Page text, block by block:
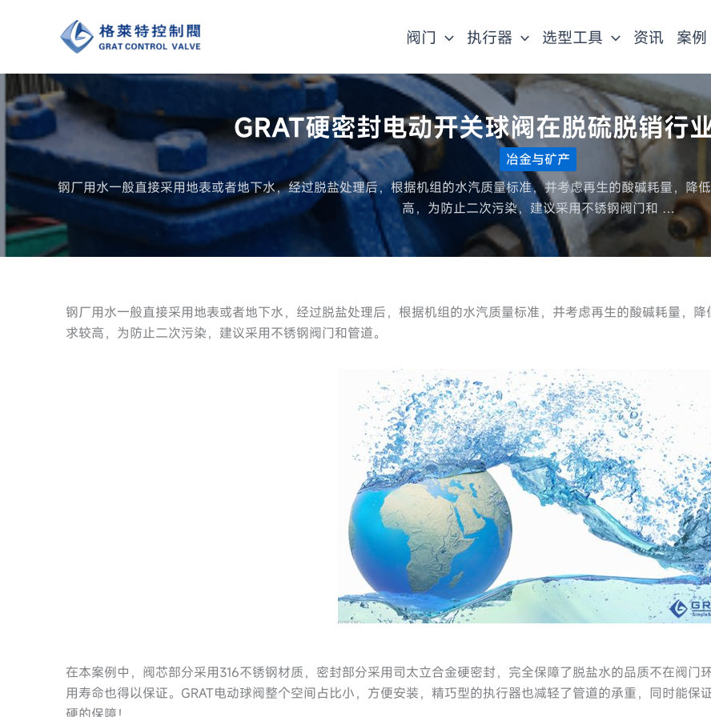
容
阀门 执行器 选型工具 资讯 案例
GRAT硬密封电动开关球阀在脱硫脱销行
冶金与矿产
钢厂用水一般直接采用地表或者地下水，经过脱盐处理后，根据机组的水汽质量标准，并考虑再生的酸碱耗量，降
高，为防止二次污染，建议采用不锈钢阀门和 …
钢厂用水一般直接采用地表或者地下水，经过脱盐处理后，根据机组的水汽质量标准，并考虑再生的酸碱耗量，
求较高，为防止二次污染，建议采用不锈钢阀门和管道。
在本案例中，阀芯部分采用316不锈钢材质，密封部分采用司太立合金硬密封，完全保障了脱盐水的品质不在阀
用寿命也得以保证。GRAT电动球阀整个空间占比小，方便安装，精巧型的执行器也减轻了管道的承重，同时能保